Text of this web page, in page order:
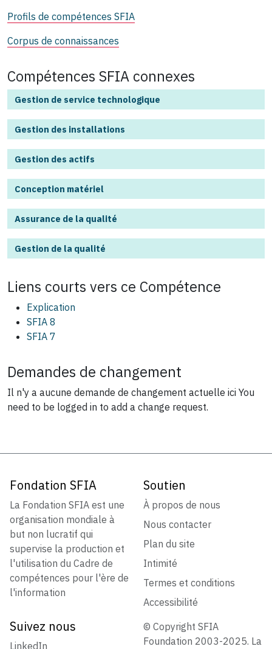
Profils de compétences SFIA
Corpus de connaissances
Compétences SFIA connexes
Gestion de service technologique
Gestion des installations
Gestion des actifs
Conception matériel
Assurance de la qualité
Gestion de la qualité
Liens courts vers ce Compétence
Explication
SFIA 8
SFIA 7
Demandes de changement
Il n'y a aucune demande de changement actuelle ici You
need to be logged in to add a change request.
Fondation SFIA
La Fondation SFIA est une
organisation mondiale à
but non lucratif qui
supervise la production et
l'utilisation du Cadre de
compétences pour l'ère de
l'information
Soutien
À propos de nous
Nous contacter
Plan du site
Intimité
Termes et conditions
Accessibilité
Suivez nous
LinkedIn
© Copyright SFIA
Foundation 2003-2025. La